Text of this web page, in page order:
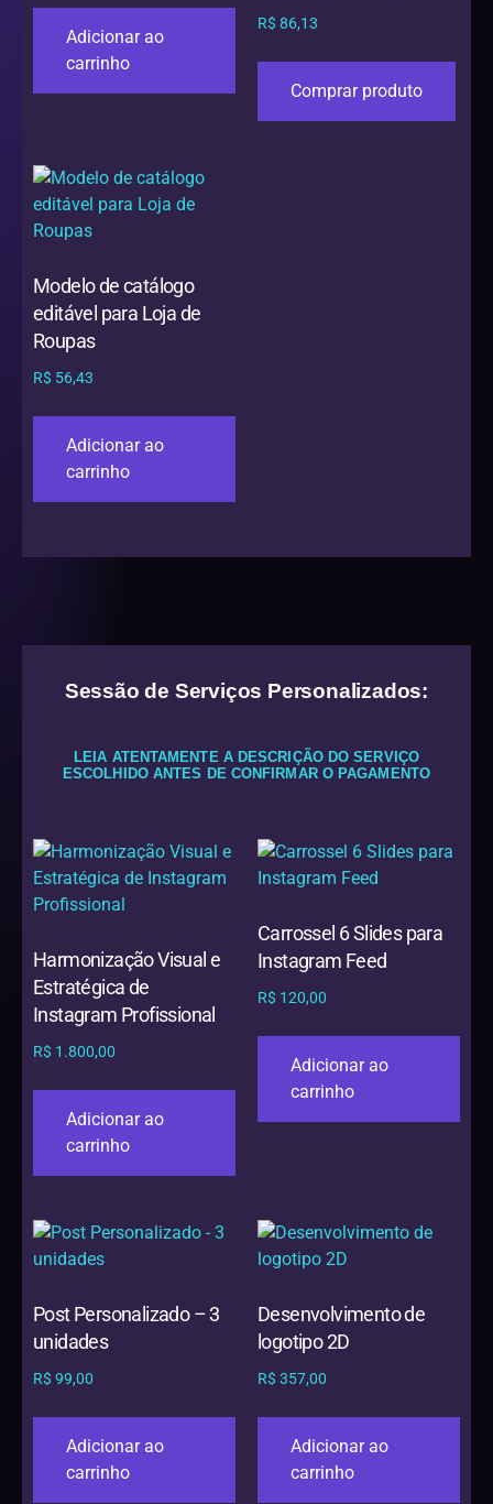
Adicionar ao
carrinho
R$ 86,13
Comprar produto
Modelo de catálogo
editável para Loja de
Roupas
R$ 56,43
Adicionar ao
carrinho
Sessão de Serviços Personalizados:
LEIA ATENTAMENTE A DESCRIÇÃO DO SERVIÇO
ESCOLHIDO ANTES DE CONFIRMAR O PAGAMENTO
Harmonização Visual e
Estratégica de
Instagram Profissional
R$ 1.800,00
Adicionar ao
carrinho
Carrossel 6 Slides para
Instagram Feed
R$ 120,00
Adicionar ao
carrinho
Post Personalizado – 3
unidades
R$ 99,00
Adicionar ao
carrinho
Desenvolvimento de
logotipo 2D
R$ 357,00
Adicionar ao
carrinho